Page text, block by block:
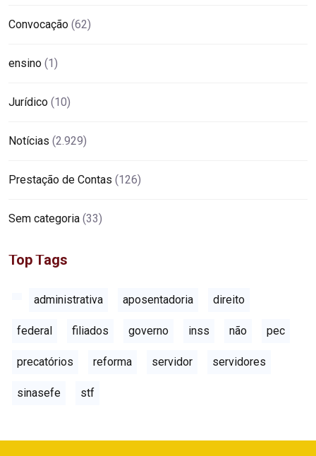
Convocação (62)
ensino (1)
Jurídico (10)
Notícias (2.929)
Prestação de Contas (126)
Sem categoria (33)
Top Tags
administrativa aposentadoria direito
federal filiados governo inss não pec
precatórios reforma servidor servidores
sinasefe stf